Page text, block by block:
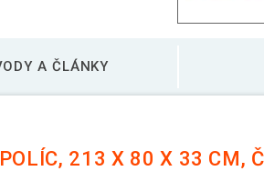
A ČLÁNKY
213 X 80 X 33 CM,